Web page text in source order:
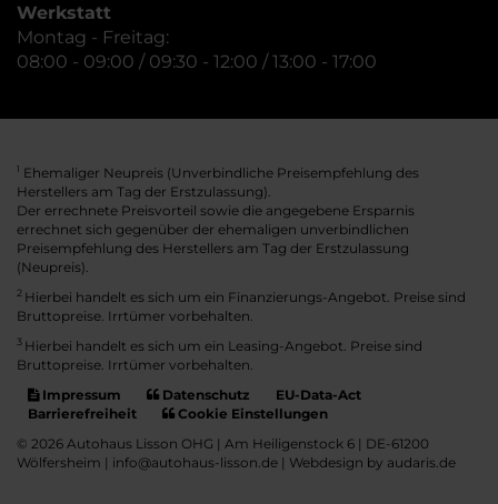
Werkstatt
Montag - Freitag:
08:00 - 09:00 / 09:30 - 12:00 / 13:00 - 17:00
1
Ehemaliger Neupreis (Unverbindliche Preisempfehlung des
Herstellers am Tag der Erstzulassung).
Der errechnete Preisvorteil sowie die angegebene Ersparnis
errechnet sich gegenüber der ehemaligen unverbindlichen
Preisempfehlung des Herstellers am Tag der Erstzulassung
(Neupreis).
2 Hierbei handelt es sich um ein Finanzierungs-Angebot. Preise sind
Bruttopreise. Irrtümer vorbehalten.
3 Hierbei handelt es sich um ein Leasing-Angebot. Preise sind
Bruttopreise. Irrtümer vorbehalten.
Impressum
Datenschutz
EU-Data-Act
Barrierefreiheit
Cookie Einstellungen
© 2026 Autohaus Lisson OHG | Am Heiligenstock 6 | DE-61200
Wölfersheim | info@autohaus-lisson.de | Webdesign by audaris.de